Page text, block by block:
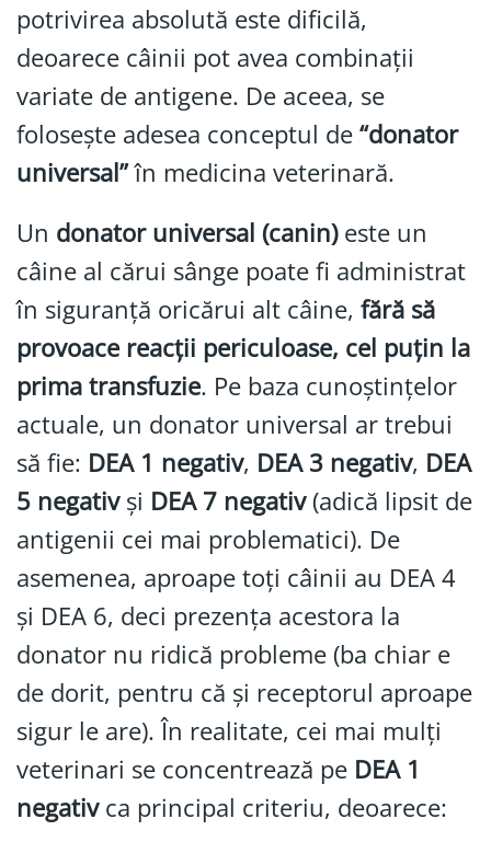
potrivirea absolută este dificilă,
deoarece câinii pot avea combinații
variate de antigene. De aceea, se
folosește adesea conceptul de“donator
universal”în medicina veterinară.
Un donator universal (canin)este un
câine al cărui sânge poate fi administrat
în siguranță oricărui alt câine, fără să
provoace reacții periculoase, cel puțin la
prima transfuzie. Pe baza cunoștințelor
actuale, un donator universal ar trebui
să fie: DEA 1 negativ, DEA 3 negativ, DEA
5 negativși DEA 7 negativ(adică lipsit de
antigenii cei mai problematici). De
asemenea, aproape toți câinii au DEA 4
și DEA 6, deci prezența acestora la
donator nu ridică probleme (ba chiar e
de dorit, pentru că și receptorul aproape
sigur le are). În realitate, cei mai mulți
veterinari se concentrează pe DEA 1
negativca principal criteriu, deoarece: